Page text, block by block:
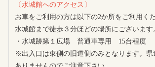
〔水城館へのアクセス〕
お車をご利用の方は以下の2か所をご利用く
水城館まで徒歩３分ほどの場所にございます
・水城跡第１広場 普通車専用 15台程度
※出入口は東側の旧道側のみとなります。県